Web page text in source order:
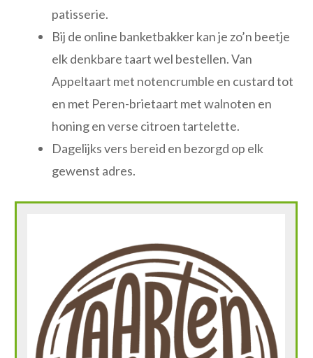
patisserie.
Bij de online banketbakker kan je zo’n beetje
elk denkbare taart wel bestellen. Van
Appeltaart met notencrumble en custard tot
en met Peren-brietaart met walnoten en
honing en verse citroen tartelette.
Dagelijks vers bereid en bezorgd op elk
gewenst adres.